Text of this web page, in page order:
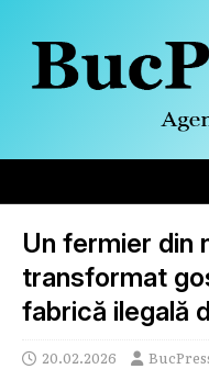
Un fermier din
transformat
fabrică ilegală
20.02.2026